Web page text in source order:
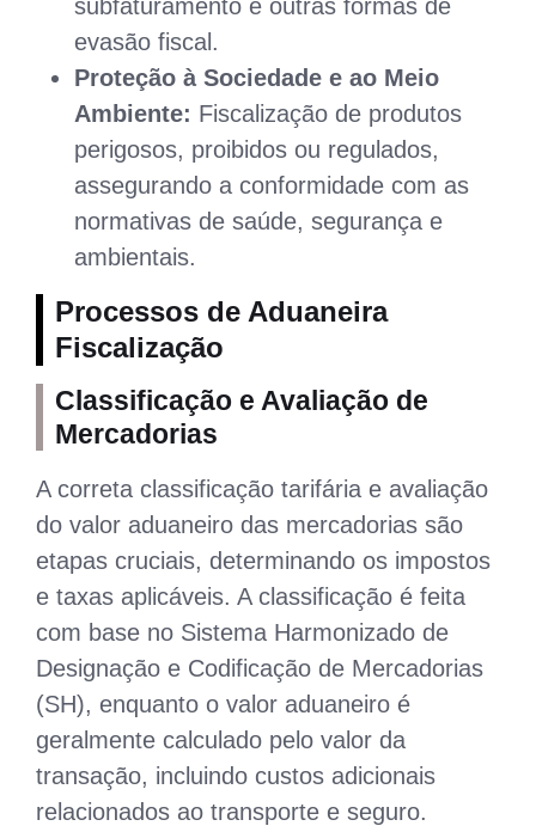
subfaturamento e outras formas de
evasão fiscal.
Proteção à Sociedade e ao Meio
Ambiente: Fiscalização de produtos
perigosos, proibidos ou regulados,
assegurando a conformidade com as
normativas de saúde, segurança e
ambientais.
Processos de Aduaneira
Fiscalização
Classificação e Avaliação de
Mercadorias
A correta classificação tarifária e avaliação
do valor aduaneiro das mercadorias são
etapas cruciais, determinando os impostos
e taxas aplicáveis. A classificação é feita
com base no Sistema Harmonizado de
Designação e Codificação de Mercadorias
(SH), enquanto o valor aduaneiro é
geralmente calculado pelo valor da
transação, incluindo custos adicionais
relacionados ao transporte e seguro.